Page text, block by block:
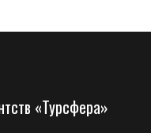
«Турсфера»